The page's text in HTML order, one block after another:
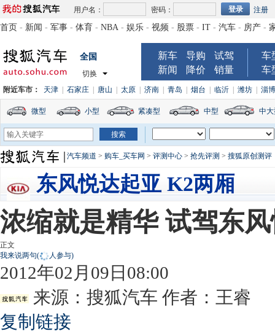
用户名： 密码： 注册
首页 - 新闻 - 军事 - 体育 - NBA - 娱乐 - 视频 - 股票 - IT - 汽车 - 房产 -
全国
切换
新车 导购
试驾
新闻
降价 销量
车
车
附近车市： 天津 石家庄 唐山 太原 济南 青岛 烟台 临沂 潍坊 淄博
微型 小型 紧凑型 中型 中
汽车频道 > 购车_买车网 > 评测中心 > 抢先评测 > 搜狐原创测评
东风悦达起亚 K2两厢
浓缩就是精华 试驾东
正文
我来说两句( 人参与)
2012年02月09日08:00
来源： 搜狐汽车 作者：王睿
复制链接